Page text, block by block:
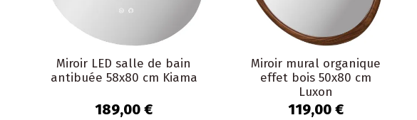
Miroir LED salle de bain
antibuée 58x80 cm Kiama
189,00 €
Miroir mural organique
effet bois 50x80 cm
Luxon
119,00 €